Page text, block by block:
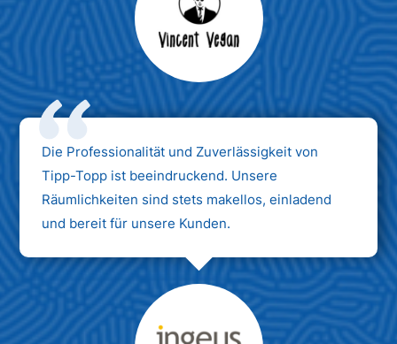
Max Mustermann
Unternehmen AG
Die Professionalität und Zuverlässigkeit von
Tipp-Topp ist beeindruckend. Unsere
Räumlichkeiten sind stets makellos, einladend
und bereit für unsere Kunden.